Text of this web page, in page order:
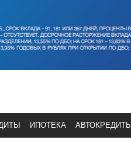
ИПОТЕКА АВТОКРЕДИТЫ